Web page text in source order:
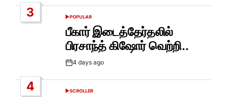
3
POSTED
IN
POPULAR
பீகார் இடைத்தேர்தலில்
பிரசாந்த் கிஷோர் வெற்றி..
Post4 days ago
4
POSTED
SCROLLER